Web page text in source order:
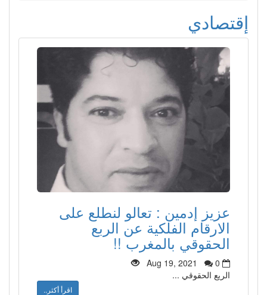
إقتصادي
عزيز إدمين : تعالو لنطلع على
الارقام الفلكية عن الربع
الحقوقي بالمغرب !!
Aug 19, 2021
0
الريع الحقوقي ...
اقرأ أكثر..